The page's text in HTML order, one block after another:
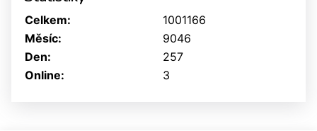
Online: 3
Celkem:
1001166
Měsíc:
9046
Den:
257